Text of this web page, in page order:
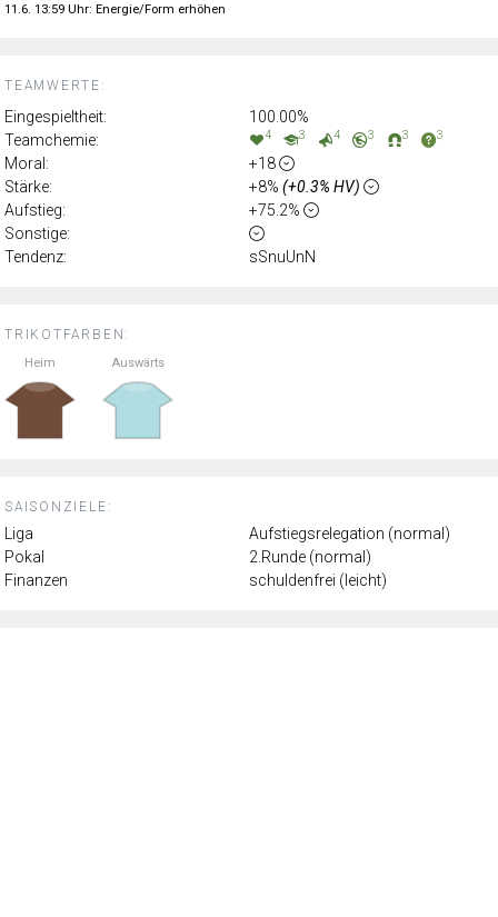
TRIKOTFARBEN:
Heim Auswärts
SAISONZIELE:
Liga
Aufstiegsrelegation (normal)
Pokal
2.Runde (normal)
Finanzen
schuldenfrei (leicht)
TEAMWERTE:
Eingespieltheit:
100.00%
Teamchemie:
4 3 4 3 3 3
Moral:
+18
Stärke:
+8% (+0.3% HV)
Aufstieg:
+75.2%
Sonstige:
Tendenz:
sSnuUnN
11.6. 13:59 Uhr: Energie/Form erhöhen